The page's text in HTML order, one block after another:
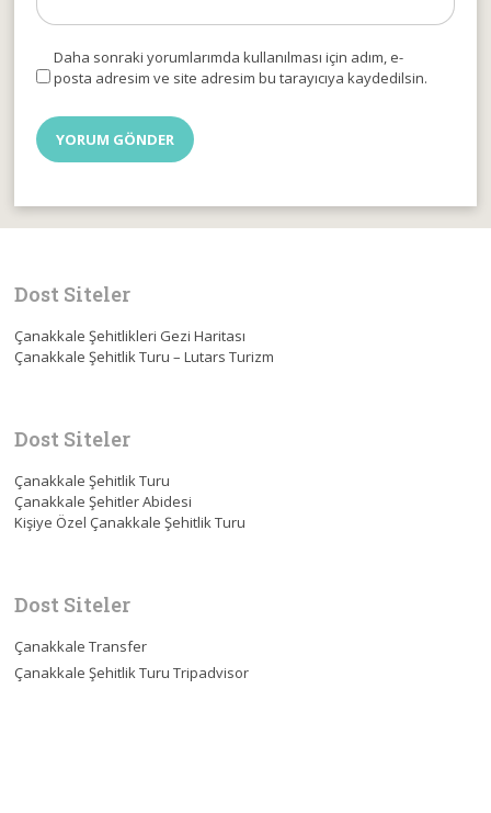
Daha sonraki yorumlarımda kullanılması için adım, e-
posta adresim ve site adresim bu tarayıcıya kaydedilsin.
Dost Siteler
Çanakkale Şehitlikleri Gezi Haritası
Çanakkale Şehitlik Turu – Lutars Turizm
Dost Siteler
Çanakkale Şehitlik Turu
Çanakkale Şehitler Abidesi
Kişiye Özel Çanakkale Şehitlik Turu
Dost Siteler
Çanakkale Transfer
Çanakkale Şehitlik Turu Tripadvisor